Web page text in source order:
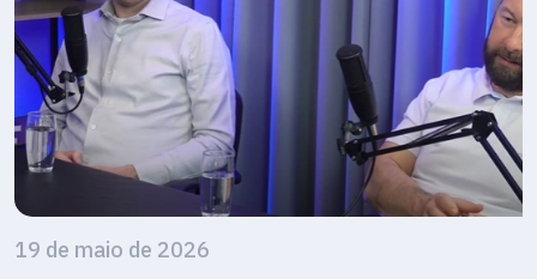
19 de maio de 2026